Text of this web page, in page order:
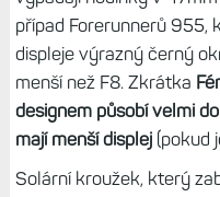
Ale to není vše: hodinky
průměrem. Zatímco na
tělo, je tedy od kraje do
a na jejím okraji je jakoby
ale stejná, hodinky se liší
který může být o nějaké